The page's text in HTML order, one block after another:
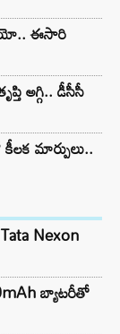
ఈసారి
అగ్గి.. డీసీసీ
మార్పులు..
Nexon
బ్యాటరీతో